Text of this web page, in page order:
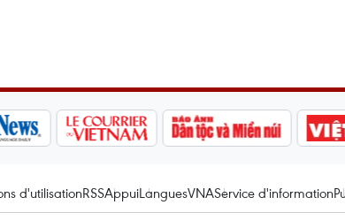
d'utilisationRSSAppuiLanguesVNAService d'information